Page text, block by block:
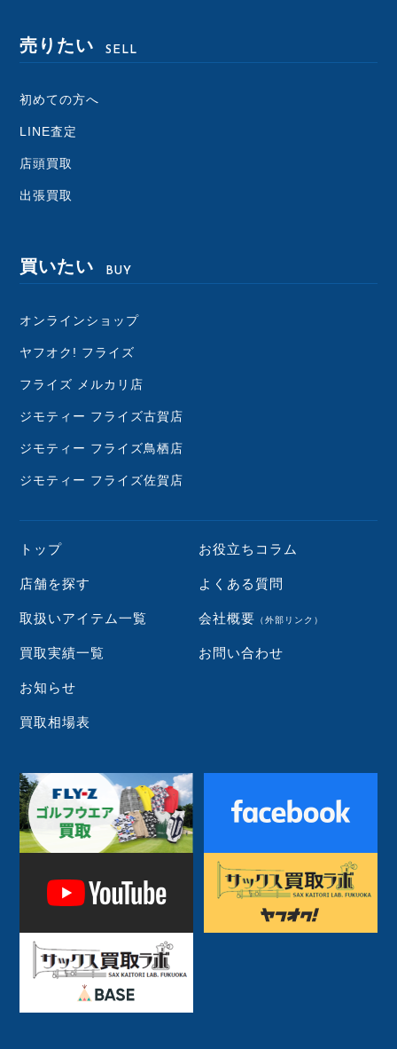
売りたい SELL
初めての方へ
LINE査定
店頭買取
出張買取
買いたい BUY
オンラインショップ
ヤフオク! フライズ
フライズ メルカリ店
ジモティー フライズ古賀店
ジモティー フライズ鳥栖店
ジモティー フライズ佐賀店
トップ
店舗を探す
取扱いアイテム一覧
買取実績一覧
お知らせ
買取相場表
お役立ちコラム
よくある質問
会社概要 （外部リンク）
お問い合わせ